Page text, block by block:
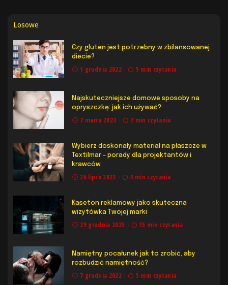
Losowe
Czy gluten jest potrzebny w zbilansowanej
diecie?
1 grudnia 2022 5 min czytania
Najskuteczniejsze domowe sposoby na
opryszczkę: jak ich używać?
7 marca 2023 7 min czytania
Wybierz doskonały materiał na płaszcze w
Textilmar – porady dla projektantów i
krawców
26 lipca 2023 4 min czytania
Kaseton reklamowy jako skuteczna
wizytówka Twojej marki
29 grudnia 2025 15 min czytania
Namiętny pocałunek jak to zrobić, aby
rozbudzić namiętność?
7 grudnia 2022 5 min czytania